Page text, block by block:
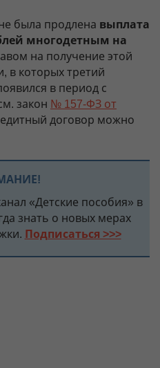
была продлена выплата
многодетным на
на получение этой
в которых третий
в период с
закон № 157-ФЗ от
договор можно
«Детские пособия» в
знать о новых мерах
Подписаться >>>